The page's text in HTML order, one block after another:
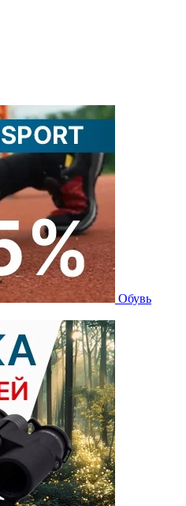
Обувь